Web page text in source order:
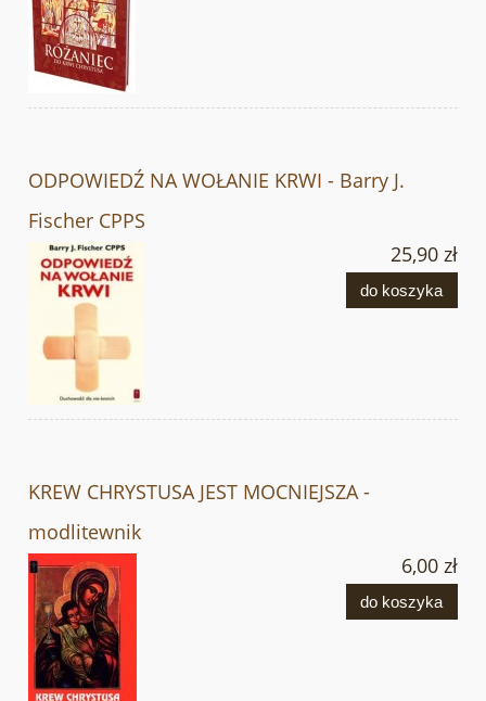
ODPOWIEDŹ NA WOŁANIE KRWI - Barry J.
Fischer CPPS
25,90 zł
do koszyka
KREW CHRYSTUSA JEST MOCNIEJSZA -
modlitewnik
6,00 zł
do koszyka